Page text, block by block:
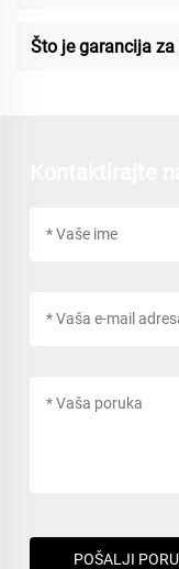
Što je garancija za
POŠALJI